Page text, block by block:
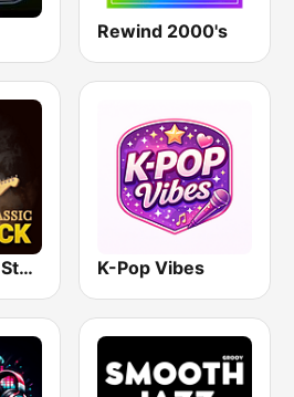
Rewind 2000's
Classic Rock Station K-Pop Vibes